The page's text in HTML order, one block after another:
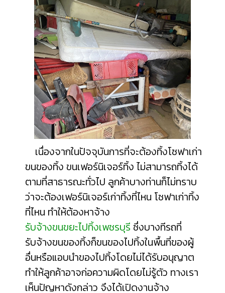
เนื่องจากในปัจจุบันการที่จะต้องทิ้งโซฟาเก่า
ขนของทิ้ง ขนเฟอร์นิเจอร์ทิ้ง ไม่สามารถทิ้งได้
ตามที่สาธารณะทั่วไป ลูกค้าบางท่านก็ไม่ทราบ
ว่าจะต้องเฟอร์นิเจอร์เก่าทิ้งที่ไหน โซฟาเก่าทิ้ง
ที่ไหน ทำให้ต้องหาจ้าง
รับจ้างขนขยะไปทิ้งเพชรบุรี ซึ่งบางทีรถที่
รับจ้างขนของทิ้งก็ขนของไปทิ้งในพื้นที่ของผู้
อื่นหรือแอบนำของไปทิ้งโดยไม่ได้รับอนุญาต
ทำให้ลูกค้าอาจก่อความผิดโดยไม่รู้ตัว ทางเรา
เห็นปัญหาดังกล่าว จึงได้เปิดงานจ้าง